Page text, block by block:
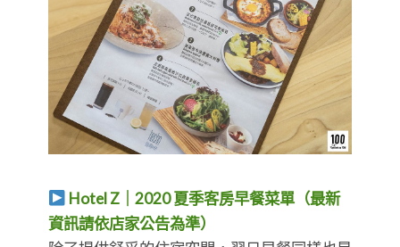
Hotel Z｜2020 夏季客房早餐菜單（最新
資訊請依店家公告為準）